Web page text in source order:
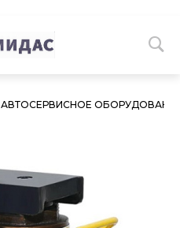
АВТОСЕРВИСНОЕ